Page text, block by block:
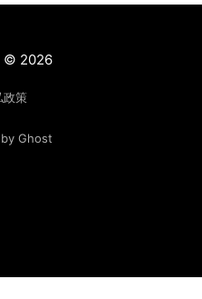
人员。一位能够在解决问
设计者和统筹者，他们需
© 2026
政策
Ghost